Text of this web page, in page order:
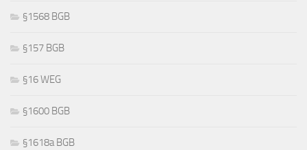
§1568 BGB
§157 BGB
§16 WEG
§1600 BGB
§1618a BGB